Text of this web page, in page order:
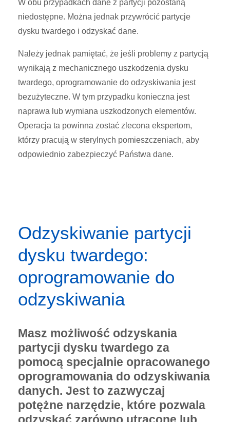
W obu przypadkach dane z partycji pozostaną
niedostępne. Można jednak przywrócić partycje
dysku twardego i odzyskać dane.
Należy jednak pamiętać, że jeśli problemy z partycją
wynikają z mechanicznego uszkodzenia dysku
twardego, oprogramowanie do odzyskiwania jest
bezużyteczne. W tym przypadku konieczna jest
naprawa lub wymiana uszkodzonych elementów.
Operacja ta powinna zostać zlecona ekspertom,
którzy pracują w sterylnych pomieszczeniach, aby
odpowiednio zabezpieczyć Państwa dane.
Odzyskiwanie partycji
dysku twardego:
oprogramowanie do
odzyskiwania
Masz możliwość odzyskania
partycji dysku twardego za
pomocą specjalnie opracowanego
oprogramowania do odzyskiwania
danych. Jest to zazwyczaj
potężne narzędzie, które pozwala